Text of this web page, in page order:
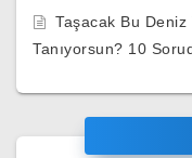
Taşacak Bu
Tanıyorsun? 10